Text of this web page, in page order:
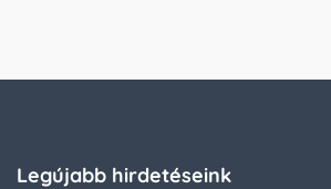
Legújabb hirdetéseink